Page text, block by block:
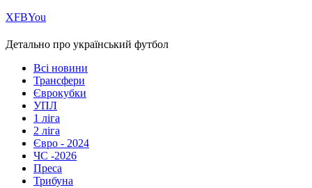
ХFBYou
Детально про український футбол
Всі новини
Трансфери
Єврокубки
УПЛ
1 ліга
2 ліга
Євро - 2024
ЧС -2026
Преса
Трибуна